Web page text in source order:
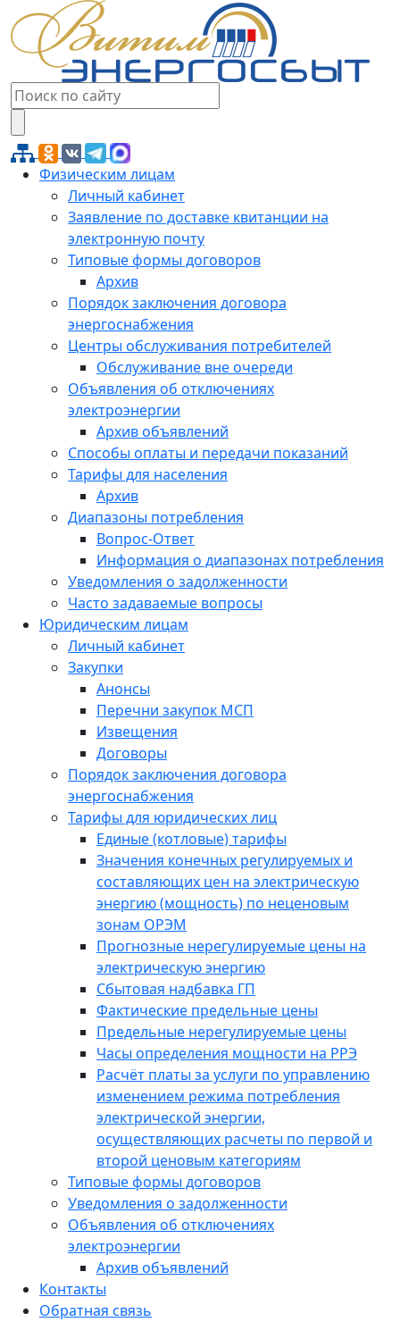
Физическим лицам
Личный кабинет
Заявление по доставке квитанции на
электронную почту
Типовые формы договоров
Архив
Порядок заключения договора
энергоснабжения
Центры обслуживания потребителей
Обслуживание вне очереди
Объявления об отключениях
электроэнергии
Архив объявлений
Способы оплаты и передачи показаний
Тарифы для населения
Архив
Диапазоны потребления
Вопрос-Ответ
Информация о диапазонах потребления
Уведомления о задолженности
Часто задаваемые вопросы
Юридическим лицам
Личный кабинет
Закупки
Анонсы
Перечни закупок МСП
Извещения
Договоры
Порядок заключения договора
энергоснабжения
Тарифы для юридических лиц
Единые (котловые) тарифы
Значения конечных регулируемых и
составляющих цен на электрическую
энергию (мощность) по неценовым
зонам ОРЭМ
Прогнозные нерегулируемые цены на
электрическую энергию
Сбытовая надбавка ГП
Фактические предельные цены
Предельные нерегулируемые цены
Часы определения мощности на РРЭ
Расчёт платы за услуги по управлению
изменением режима потребления
электрической энергии,
осуществляющих расчеты по первой и
второй ценовым категориям
Типовые формы договоров
Уведомления о задолженности
Объявления об отключениях
электроэнергии
Архив объявлений
Контакты
Обратная связь